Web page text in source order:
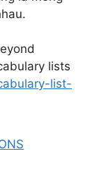
lists
list-